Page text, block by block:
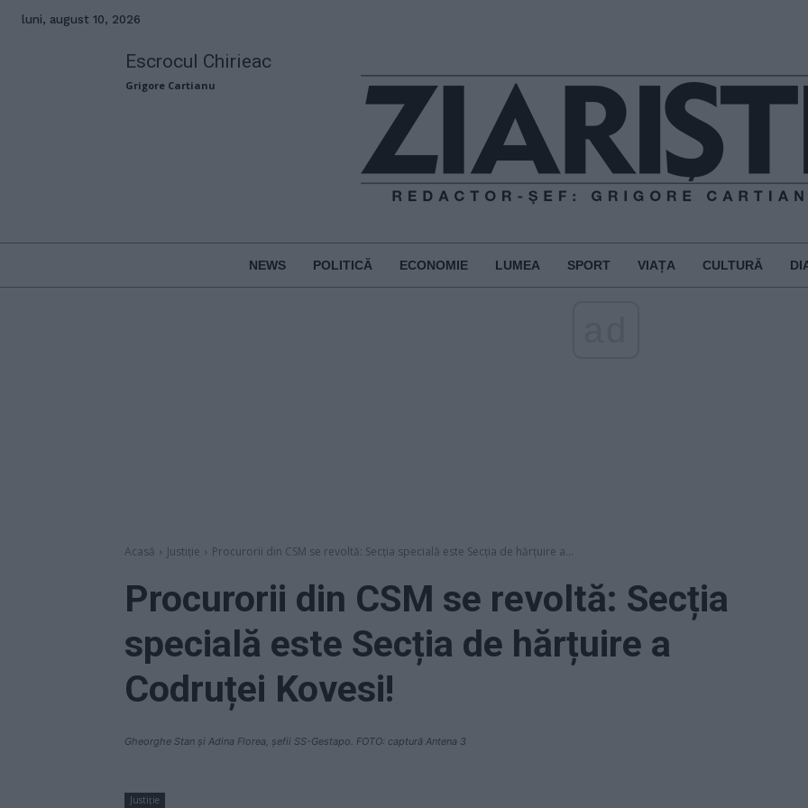
luni, august 10, 2026
Escrocul Chirieac
Grigore Cartianu
NEWS POLITICĂ ECONOMIE LUMEA SPORT VIAȚA CULTURĂ
Acasă Justiție Procurorii din CSM se revoltă: Secția specială este Secția de hărțuire a...
Procurorii din CSM se revoltă: Secția
specială este Secția de hărțuire a
Codruței Kovesi!
Gheorghe Stan și Adina Florea, șefii SS-Gestapo. FOTO: captură Antena 3
Justiție